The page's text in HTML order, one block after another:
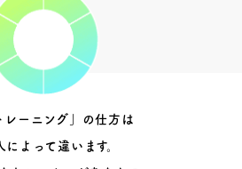
レーニング」の仕方は
によって違います。